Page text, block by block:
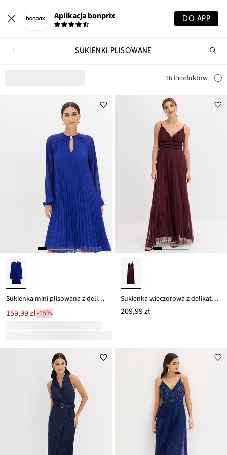
Aplikacja bonprix DO APP
SUKIENKI PLISOWANE
16 Produktów
Sukienka mini plisowana z delikatnego szyfonu
159,99 zł-15%
Sukienka wieczorowa z delikatnego tiulu z plisowaniem
209,99 zł